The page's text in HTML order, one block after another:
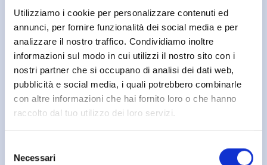
Utilizziamo i cookie per personalizzare contenuti ed
annunci, per fornire funzionalità dei social media e per
analizzare il nostro traffico. Condividiamo inoltre
informazioni sul modo in cui utilizzi il nostro sito con i
nostri partner che si occupano di analisi dei dati web,
pubblicità e social media, i quali potrebbero combinarle
con altre informazioni che hai fornito loro o che hanno
raccolto dal tuo utilizzo dei loro servizi.
delNecessari
Consigli utili
Aria
condizionata: